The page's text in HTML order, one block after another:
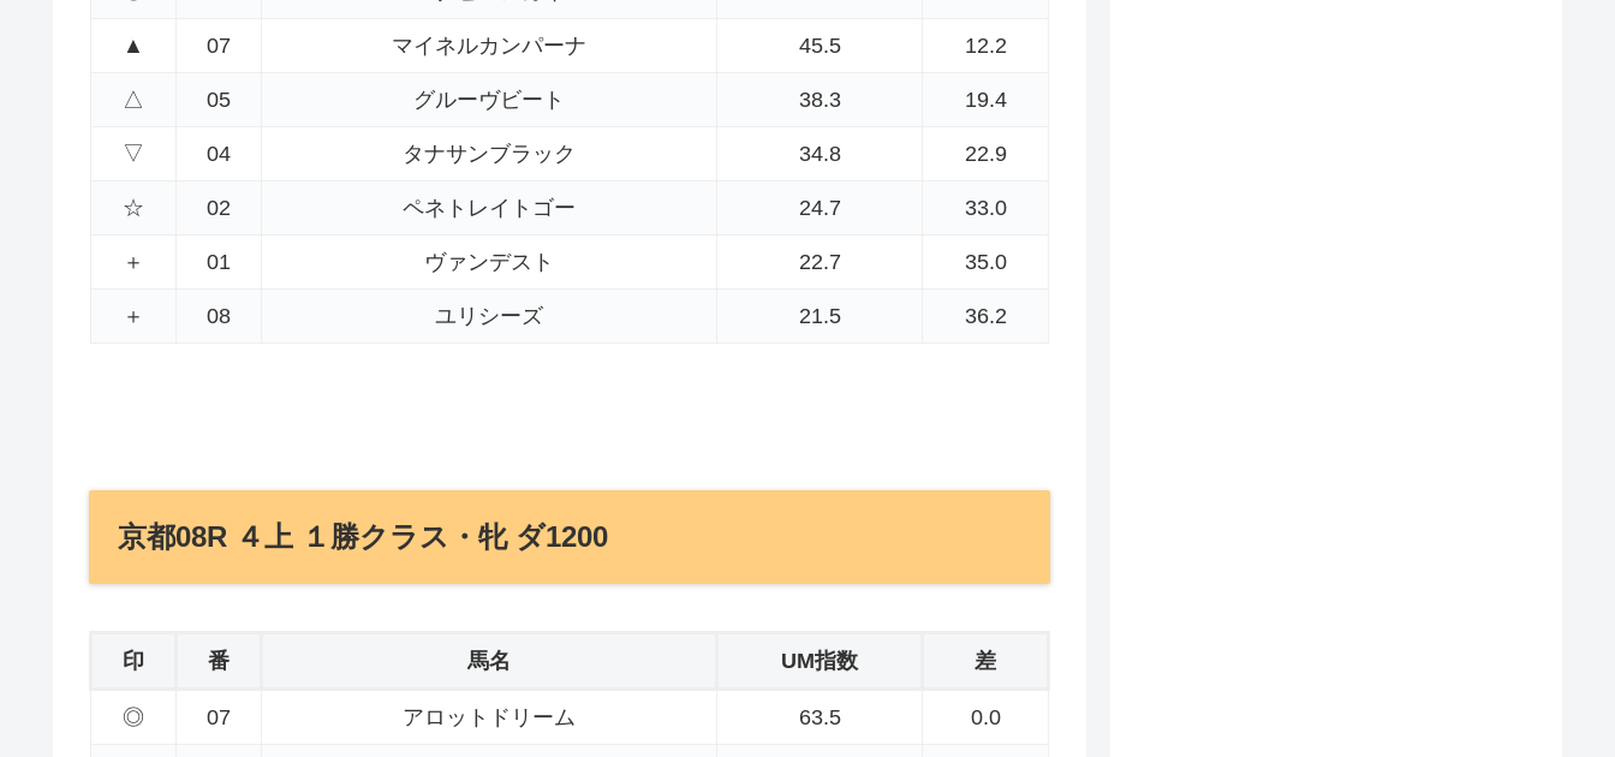
▲ 07 マイネルカンパーナ 45.5 12.2
△ 05 グルーヴビート 38.3 19.4
▽ 04 タナサンブラック 34.8 22.9
☆ 02 ペネトレイトゴー 24.7 33.0
＋ 01 ヴァンデスト 22.7 35.0
＋ 08 ユリシーズ 21.5 36.2
京都08R ４上 １勝クラス・牝 ダ1200
印 番 馬名 UM指数 差
◎ 07 アロットドリーム 63.5 0.0